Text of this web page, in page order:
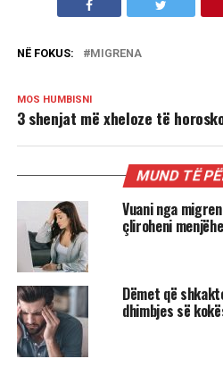
NË FOKUS: MIGRENA
MOS HUMBISNI
3 shenjat më xheloze të
MUND TË
Vuani nga
çliroheni
Dëmet që
dhimbjes së